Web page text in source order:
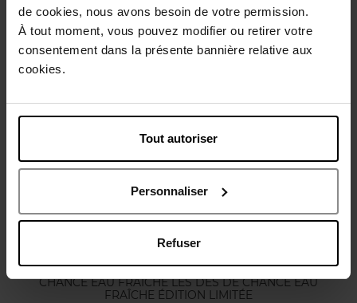
de cookies, nous avons besoin de votre permission.
À tout moment, vous pouvez modifier ou retirer votre
consentement dans la présente bannière relative aux
cookies.
Tout autoriser
Personnaliser
Refuser
Caractéristiques
Vous aimerez peut-être
CHANEL
CHANCE EAU FRAÎCHE LES DÉS DE CHANCE EAU
FRAÎCHE ÉDITION LIMITÉE